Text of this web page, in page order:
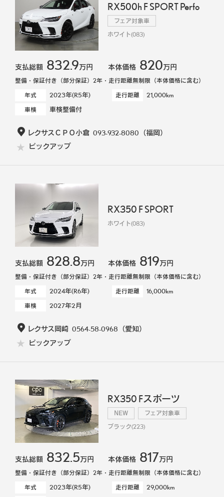
RX500h F SPORT Perfo
フェア対象車
ホワイト(083)
支払総額 832.9万円 本体価格 820万円
整備・保証付き（部分保証）2年・走行距離無制限（本体価格に含む）
年式
2023年(R5年) 走行距離 21,000km
車検 車検整備付
レクサスＣＰＯ小倉 093-932-8080 （福岡）
ピックアップ
RX350 F SPORT
ホワイト(083)
支払総額 828.8万円 本体価格 819万円
整備・保証付き（部分保証）2年・走行距離無制限（本体価格に含む）
年式
2024年(R6年) 走行距離 16,000km
車検 2027年2月
レクサス岡崎 0564-58-0968 （愛知）
ピックアップ
RX350 Fスポーツ
NEW フェア対象車
ブラック(223)
支払総額 832.5万円 本体価格 817万円
整備・保証付き（部分保証）2年・走行距離無制限（本体価格に含む）
年式
2023年(R5年) 走行距離 29,000km